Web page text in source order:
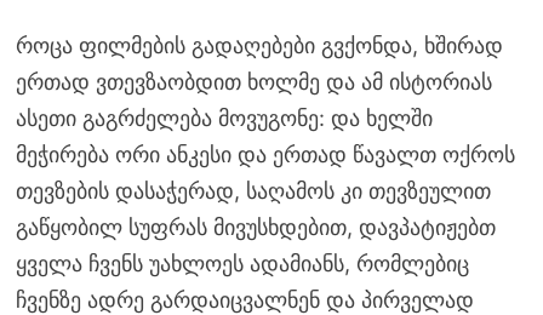
როცა ფილმების გადაღებები გვქონდა, ხშირად
ერთად ვთევზაობდით ხოლმე და ამ ისტორიას
ასეთი გაგრძელება მოვუგონე: და ხელში
მეჭირება ორი ანკესი და ერთად წავალთ ოქროს
თევზების დასაჭერად, საღამოს კი თევზეულით
გაწყობილ სუფრას მივუსხდებით, დავპატიჟებთ
ყველა ჩვენს უახლოეს ადამიანს, რომლებიც
ჩვენზე ადრე გარდაიცვალნენ და პირველად